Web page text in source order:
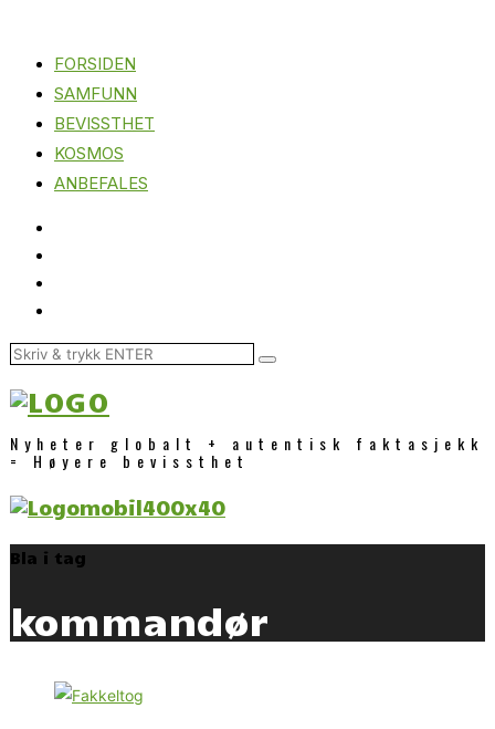
FORSIDEN
SAMFUNN
BEVISSTHET
KOSMOS
ANBEFALES
Nyheter globalt + autentisk faktasjekk
= Høyere bevissthet
Bla i tag
kommandør